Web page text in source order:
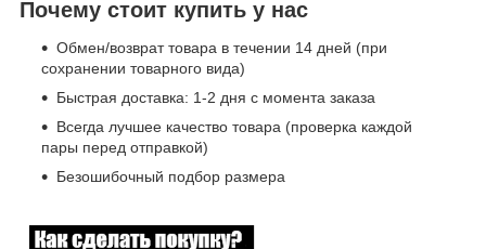
Почему стоит купить у нас
Обмен/возврат товара в течении 14 дней (при
сохранении товарного вида)
Быстрая доставка: 1-2 дня с момента заказа
Всегда лучшее качество товара (проверка каждой
пары перед отправкой)
Безошибочный подбор размера